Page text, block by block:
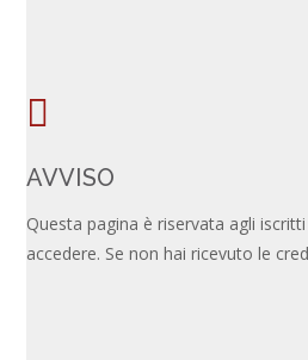
AVVISO
Questa pagina è riservata agli
accedere. Se non hai ricevuto le